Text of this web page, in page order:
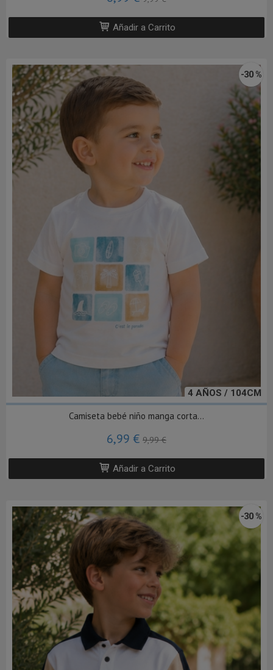
Añadir a Carrito
4 AÑOS / 104CM
-30 %
Camiseta bebé niño manga corta...
6,99 € 9,99 €
Añadir a Carrito
-30 %